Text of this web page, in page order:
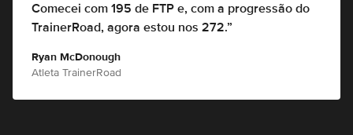
Comecei com 195 de FTP e, com a progressão do
TrainerRoad, agora estou nos 272.”
Ryan McDonough
Atleta TrainerRoad